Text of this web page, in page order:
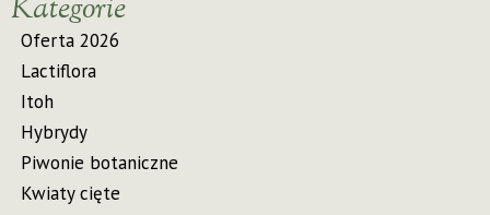
Kategorie
Oferta 2026
Lactiflora
Itoh
Hybrydy
Piwonie botaniczne
Kwiaty cięte